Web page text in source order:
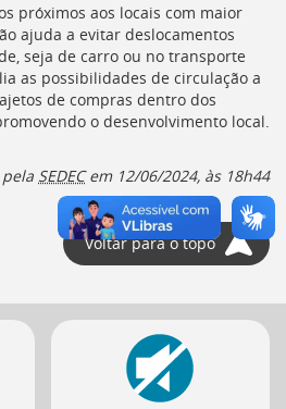
próximos aos locais com maior
ajuda a evitar deslocamentos
seja de carro ou no transporte
as possibilidades de circulação a
de compras dentro dos
o desenvolvimento local.
SEDECem 12/06/2024, às 18h44
Voltar para o topo